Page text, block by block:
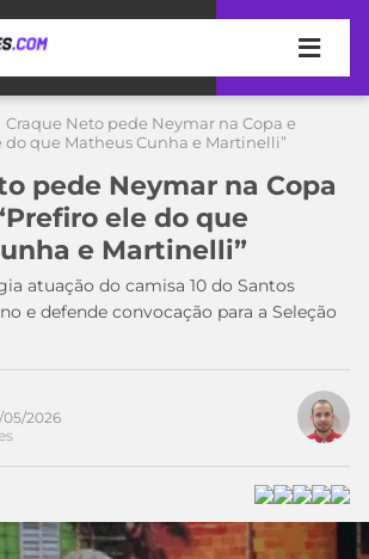
Craque Neto pede Neymar na Copa e
do que Matheus Cunha e Martinelli”
pede Neymar na Copa
ele do que
e Martinelli”
atuação do camisa 10 do Santos
e defende convocação para a Seleção
05/2026